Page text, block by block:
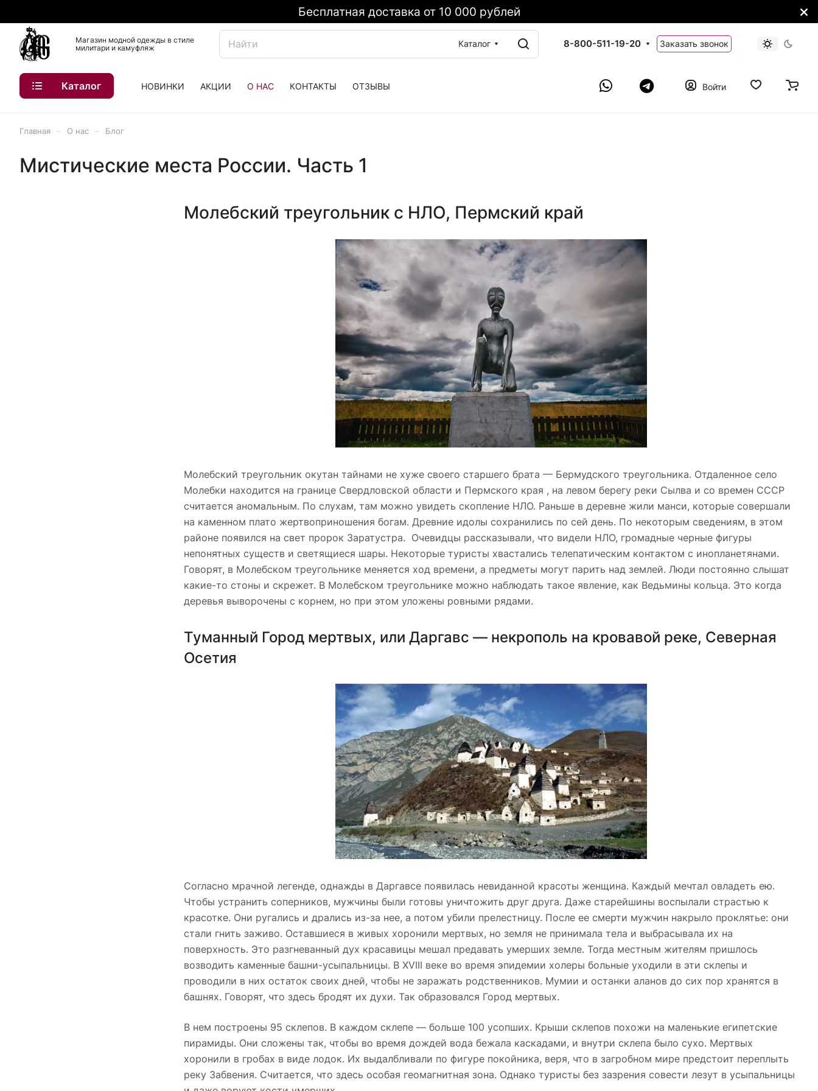
Бесплатная доставка от 10 000 рублей
Магазин модной одежды в стиле
милитари и камуфляж
Каталог 8-800-511-19-20 Заказать звонок
Каталог НОВИНКИ АКЦИИ О НАС КОНТАКТЫ ОТЗЫВЫ Войти
Главная О нас Блог
Мистические места России. Часть 1
Молебский треугольник с НЛО, Пермский край
Молебский треугольник окутан тайнами не хуже своего старшего брата — Бермудского треугольника. Отдаленное село
Молебки находится на границе Свердловской области и Пермского края , на левом берегу реки Сылва и со времен СССР
считается аномальным. По слухам, там можно увидеть скопление НЛО. Раньше в деревне жили манси, которые совершали
на каменном плато жертвоприношения богам. Древние идолы сохранились по сей день. По некоторым сведениям, в этом
районе появился на свет пророк Заратустра. Очевидцы рассказывали, что видели НЛО, громадные черные фигуры
непонятных существ и светящиеся шары. Некоторые туристы хвастались телепатическим контактом с инопланетянами.
Говорят, в Молебском треугольнике меняется ход времени, а предметы могут парить над землей. Люди постоянно слышат
какие-то стоны и скрежет. В Молебском треугольнике можно наблюдать такое явление, как Ведьмины кольца. Это когда
деревья выворочены с корнем, но при этом уложены ровными рядами.
Туманный Город мертвых, или Даргавс — некрополь на кровавой реке, Северная
Осетия
Согласно мрачной легенде, однажды в Даргавсе появилась невиданной красоты женщина. Каждый мечтал овладеть ею.
Чтобы устранить соперников, мужчины были готовы уничтожить друг друга. Даже старейшины воспылали страстью к
красотке. Они ругались и дрались из-за нее, а потом убили прелестницу. После ее смерти мужчин накрыло проклятье: они
стали гнить заживо. Оставшиеся в живых хоронили мертвых, но земля не принимала тела и выбрасывала их на
поверхность. Это разгневанный дух красавицы мешал предавать умерших земле. Тогда местным жителям пришлось
возводить каменные башни-усыпальницы. В XVIII веке во время эпидемии холеры больные уходили в эти склепы и
проводили в них остаток своих дней, чтобы не заражать родственников. Мумии и останки аланов до сих пор хранятся в
башнях. Говорят, что здесь бродят их духи. Так образовался Город мертвых.
В нем построены 95 склепов. В каждом склепе — больше 100 усопших. Крыши склепов похожи на маленькие египетские
пирамиды. Они сложены так, чтобы во время дождей вода бежала каскадами, и внутри склепа было сухо. Мертвых
хоронили в гробах в виде лодок. Их выдалбливали по фигуре покойника, веря, что в загробном мире предстоит переплыть
реку Забвения. Считается, что здесь особая геомагнитная зона. Однако туристы без зазрения совести лезут в усыпальницы